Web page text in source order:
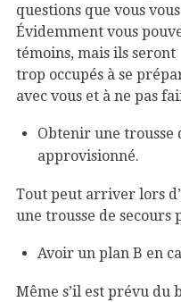
questions que vous
Évidemment vous
témoins, mais ils seront
trop occupés à se
avec vous et à ne pas
Obtenir une trousse
approvisionné.
Tout peut arriver lors
une trousse de secours
Avoir un plan B en
Même s’il est prévu du